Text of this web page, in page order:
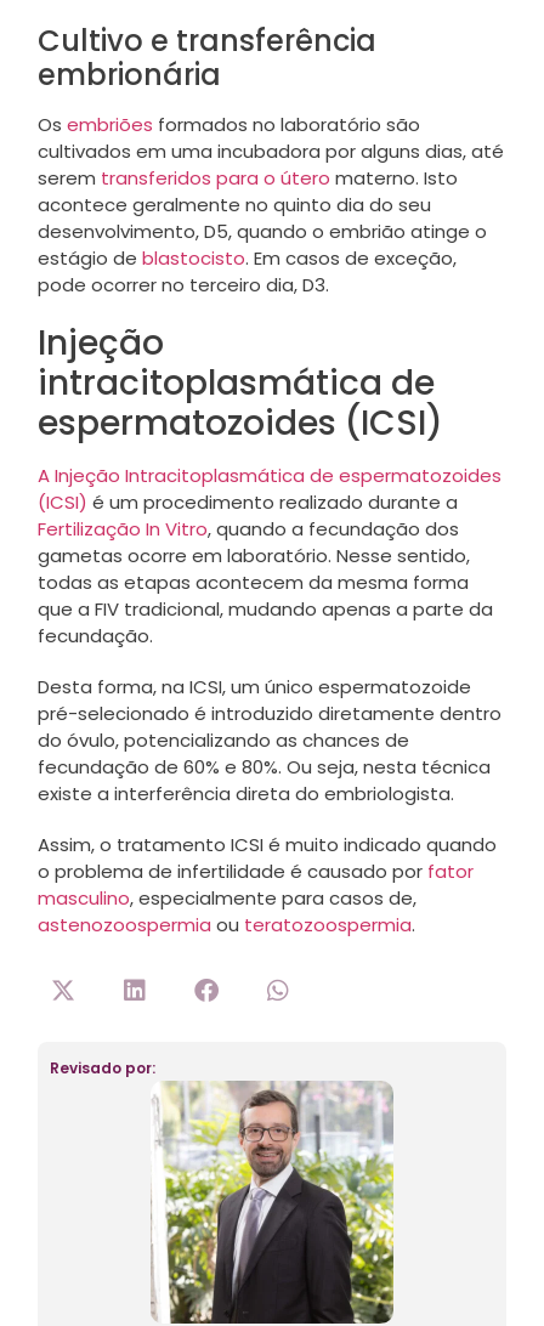
Cultivo e transferência
embrionária
Os embriões formados no laboratório são
cultivados em uma incubadora por alguns dias, até
serem transferidos para o útero materno. Isto
acontece geralmente no quinto dia do seu
desenvolvimento, D5, quando o embrião atinge o
estágio de blastocisto. Em casos de exceção,
pode ocorrer no terceiro dia, D3.
Injeção
intracitoplasmática de
espermatozoides (ICSI)
A Injeção Intracitoplasmática de espermatozoides
(ICSI) é um procedimento realizado durante a
Fertilização In Vitro, quando a fecundação dos
gametas ocorre em laboratório. Nesse sentido,
todas as etapas acontecem da mesma forma
que a FIV tradicional, mudando apenas a parte da
fecundação.
Desta forma, na ICSI, um único espermatozoide
pré-selecionado é introduzido diretamente dentro
do óvulo, potencializando as chances de
fecundação de 60% e 80%. Ou seja, nesta técnica
existe a interferência direta do embriologista.
Assim, o tratamento ICSI é muito indicado quando
o problema de infertilidade é causado por fator
masculino, especialmente para casos de,
astenozoospermia ou teratozoospermia.
Revisado por: